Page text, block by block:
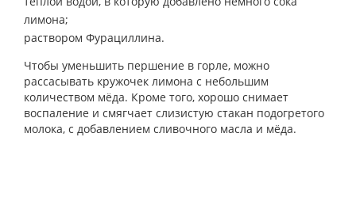
лимона;
раствором Фурациллина.
Чтобы уменьшить першение в горле, можно
рассасывать кружочек лимона с небольшим
количеством мёда. Кроме того, хорошо снимает
воспаление и смягчает слизистую стакан подогретого
молока, с добавлением сливочного масла и мёда.